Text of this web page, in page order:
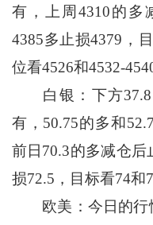
有，上周4310的多
4385多止损4379，
位看4526和4532-
白银：下方37.8
有，50.75的多和
前日70.3的多减仓后
损72.5，目标看74和
欧美：今日的行情